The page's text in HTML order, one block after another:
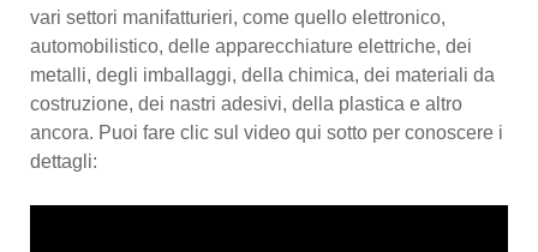
vari settori manifatturieri, come quello elettronico,
automobilistico, delle apparecchiature elettriche, dei
metalli, degli imballaggi, della chimica, dei materiali da
costruzione, dei nastri adesivi, della plastica e altro
ancora. Puoi fare clic sul video qui sotto per conoscere i
dettagli: